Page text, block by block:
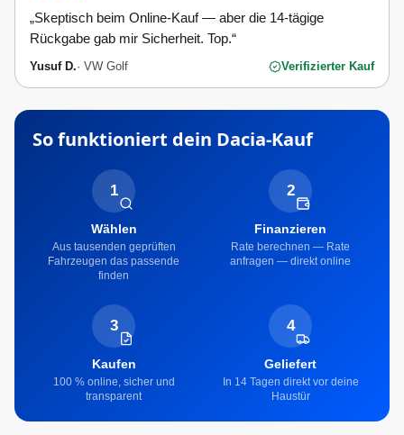
„Skeptisch beim Online-Kauf — aber die 14-tägige
Rückgabe gab mir Sicherheit. Top.“
Yusuf D.· VW Golf Verifizierter Kauf
So funktioniert dein Dacia-Kauf
1
Wählen
Aus tausenden geprüften
Fahrzeugen das passende
finden
2
Finanzieren
Rate berechnen — Rate
anfragen — direkt online
3
Kaufen
100 % online, sicher und
transparent
4
Geliefert
In 14 Tagen direkt vor deine
Haustür